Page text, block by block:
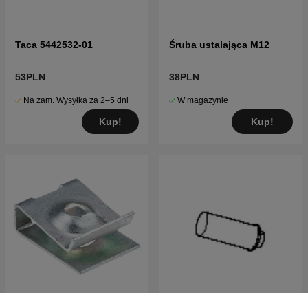
Taca 5442532-01
53PLN
Na zam. Wysyłka za 2–5 dni
Kup!
Śruba ustalająca M12
38PLN
W magazynie
Kup!